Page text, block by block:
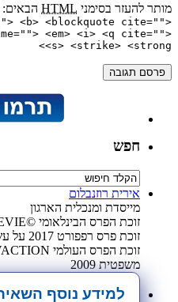
מותר להעזר בסימני HTML הבאים:
<b> <blockquote cite="">
<em> <i> <q cite="">
<s> <strike> <strong>
חפש
אירית רוזנבלום
מייסדת ומנכלית הארגון
זוכת הפרס הבינלאומי ©STEVIE לנשים פורצות דרך 2019
זוכת פרס רפפורט 2017 על עשייה נשית פורצת דרך
משפטית 2009
למידע נוסף